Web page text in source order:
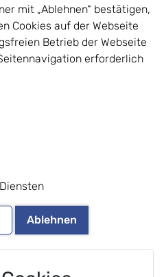
mit „Ablehnen“ bestätigen,
Cookies auf der Webseite
Betrieb der Webseite
erforderlich
Ablehnen